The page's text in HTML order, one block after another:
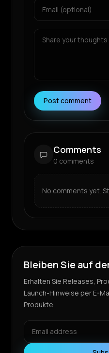
Post comment
Comments
0 comments
No comments yet.
Bleiben Sie auf
Erhalten Sie Releases,
Launch-Hinweise per E-
Produkte.